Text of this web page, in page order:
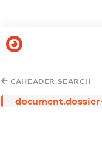
CAHEADER.SEARCH
document.dossier